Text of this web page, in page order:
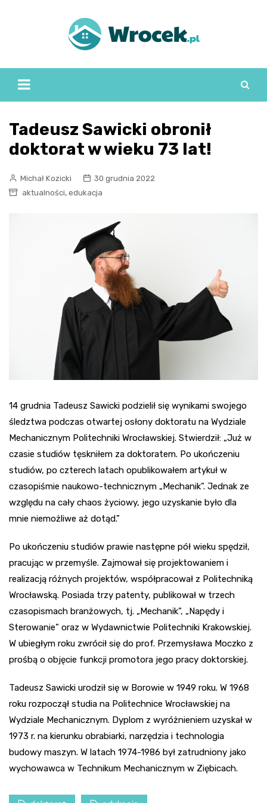
Tadeusz Sawicki obronił
doktorat w wieku 73 lat!
Michał Kozicki
30 grudnia 2022
aktualności, edukacja
14 grudnia Tadeusz Sawicki podzielił się wynikami swojego
śledztwa podczas otwartej osłony doktoratu na Wydziale
Mechanicznym Politechniki Wrocławskiej. Stwierdził: „Już w
czasie studiów tęskniłem za doktoratem. Po ukończeniu
studiów, po czterech latach opublikowałem artykuł w
czasopiśmie naukowo-technicznym „Mechanik”. Jednak ze
względu na cały chaos życiowy, jego uzyskanie było dla
mnie niemożliwe aż dotąd.”
Po ukończeniu studiów prawie następne pół wieku spędził,
pracując w przemyśle. Zajmował się projektowaniem i
realizacją różnych projektów, współpracował z Politechniką
Wrocławską. Posiada trzy patenty, publikował w trzech
czasopismach branżowych, tj. „Mechanik”, „Napędy i
Sterowanie” oraz w Wydawnictwie Politechniki Krakowskiej.
W ubiegłym roku zwrócił się do prof. Przemysława Moczko z
prośbą o objęcie funkcji promotora jego pracy doktorskiej.
Tadeusz Sawicki urodził się w Borowie w 1949 roku. W 1968
roku rozpoczął studia na Politechnice Wrocławskiej na
Wydziale Mechanicznym. Dyplom z wyróżnieniem uzyskał w
1973 r. na kierunku obrabiarki, narzędzia i technologia
budowy maszyn. W latach 1974-1986 był zatrudniony jako
wychowawca w Technikum Mechanicznym w Ziębicach.